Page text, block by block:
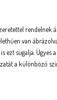
rendelnek
van
ezt sugalja. Ügyes
a különböző